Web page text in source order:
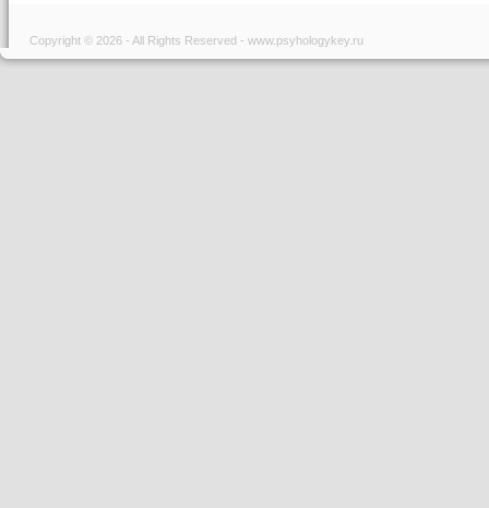
Copyright © 2026 - All Rights Reserved - www.psyhologykey.ru